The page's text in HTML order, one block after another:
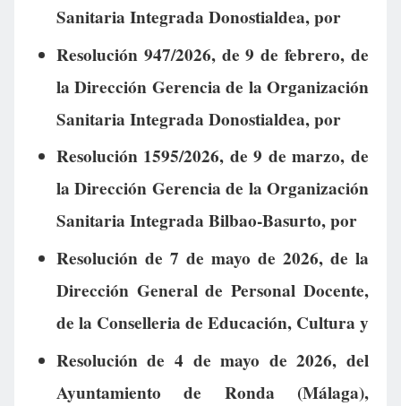
Sanitaria Integrada Donostialdea, por
Resolución 947/2026, de 9 de febrero, de
la Dirección Gerencia de la Organización
Sanitaria Integrada Donostialdea, por
Resolución 1595/2026, de 9 de marzo, de
la Dirección Gerencia de la Organización
Sanitaria Integrada Bilbao-Basurto, por
Resolución de 7 de mayo de 2026, de la
Dirección General de Personal Docente,
de la Conselleria de Educación, Cultura y
Resolución de 4 de mayo de 2026, del
Ayuntamiento de Ronda (Málaga),